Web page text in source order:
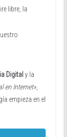
libre, la
Digital y la
en Internet»,
empieza en el